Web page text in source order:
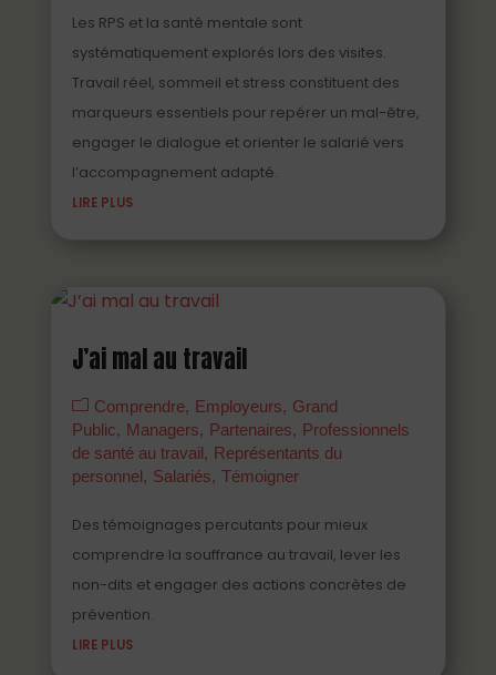
Les RPS et la santé mentale sont
systématiquement explorés lors des visites.
Travail réel, sommeil et stress constituent des
marqueurs essentiels pour repérer un mal-être,
engager le dialogue et orienter le salarié vers
l’accompagnement adapté.
LIRE PLUS
J’ai mal au travail
Comprendre Employeurs
Grand
Public
Managers Partenaires
Professionnels
de santé au travail
Représentants du
personnel
Salariés Témoigner
Des témoignages percutants pour mieux
comprendre la souffrance au travail, lever les
non-dits et engager des actions concrètes de
prévention.
LIRE PLUS